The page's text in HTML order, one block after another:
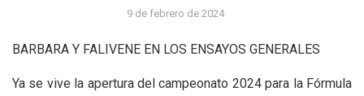
9 de febrero de 2024
BARBARA Y FALIVENE EN LOS ENSAYOS GENERALES
Ya se vive la apertura del campeonato 2024 para la Fórmula